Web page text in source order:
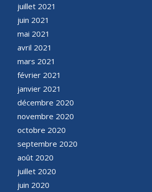
juillet 2021
juin 2021
mai 2021
avril 2021
mars 2021
février 2021
janvier 2021
décembre 2020
novembre 2020
octobre 2020
septembre 2020
août 2020
juillet 2020
juin 2020